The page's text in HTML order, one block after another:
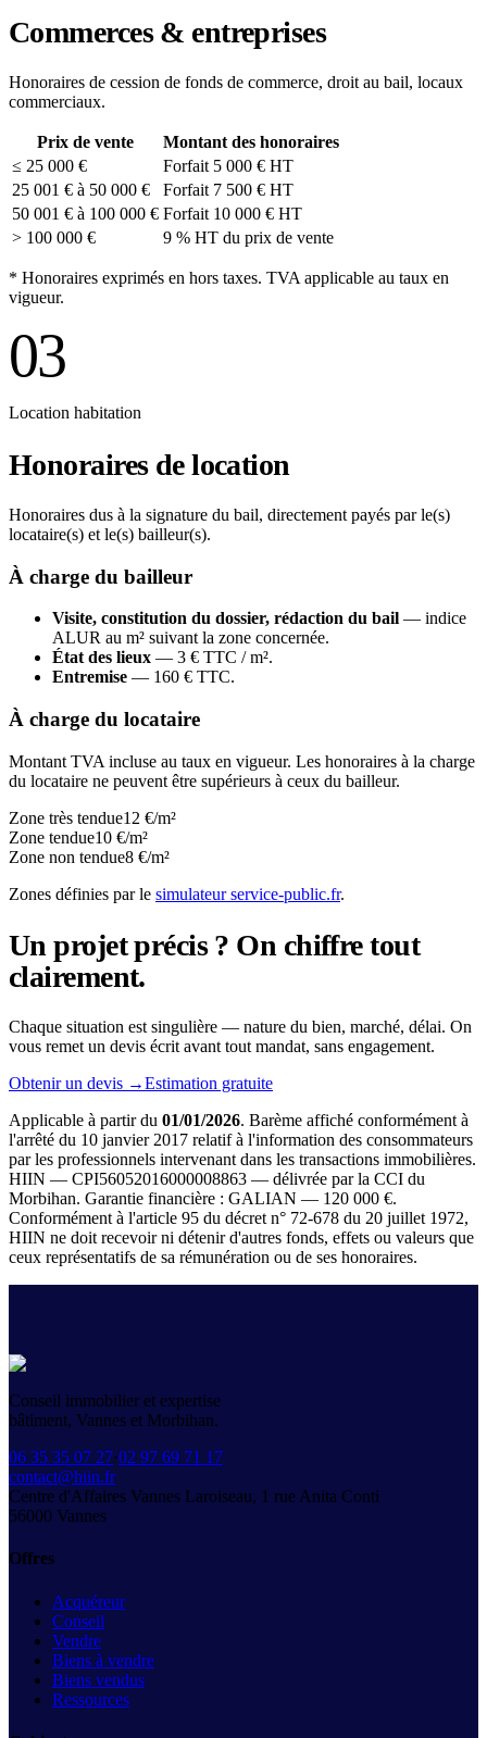
Commerces & entreprises
Honoraires de cession de fonds de commerce, droit au bail, locaux
commerciaux.
Prix de vente
Montant des honoraires
≤ 25 000 €
Forfait 5 000 € HT
25 001 € à 50 000 €
Forfait 7 500 € HT
50 001 € à 100 000 € Forfait 10 000 € HT
> 100 000 €
9 % HT du prix de vente
* Honoraires exprimés en hors taxes. TVA applicable au taux en
vigueur.
03
Location habitation
Honoraires de location
Honoraires dus à la signature du bail, directement payés par le(s)
locataire(s) et le(s) bailleur(s).
À charge du bailleur
Visite, constitution du dossier, rédaction du bail — indice
ALUR au m² suivant la zone concernée.
État des lieux — 3 € TTC / m².
Entremise — 160 € TTC.
À charge du locataire
Montant TVA incluse au taux en vigueur. Les honoraires à la charge
du locataire ne peuvent être supérieurs à ceux du bailleur.
Zone très tendue12 €/m²
Zone tendue10 €/m²
Zone non tendue8 €/m²
Zones définies par le simulateur service-public.fr.
Un projet précis ? On chiffre tout
clairement.
Chaque situation est singulière — nature du bien, marché, délai. On
vous remet un devis écrit avant tout mandat, sans engagement.
Obtenir un devis →Estimation gratuite
Applicable à partir du 01/01/2026. Barème affiché conformément à
l'arrêté du 10 janvier 2017 relatif à l'information des consommateurs
par les professionnels intervenant dans les transactions immobilières.
HIIN — CPI56052016000008863 — délivrée par la CCI du
Morbihan. Garantie financière : GALIAN — 120 000 €.
Conformément à l'article 95 du décret n° 72-678 du 20 juillet 1972,
HIIN ne doit recevoir ni détenir d'autres fonds, effets ou valeurs que
ceux représentatifs de sa rémunération ou de ses honoraires.
Conseil immobilier et expertise
bâtiment, Vannes et Morbihan.
06 35 35 07 27·02 97 69 71 17
contact@hiin.fr
Centre d'Affaires Vannes Laroiseau, 1 rue Anita Conti
56000 Vannes
Offres
Acquéreur
Conseil
Vendre
Biens à vendre
Biens vendus
Ressources